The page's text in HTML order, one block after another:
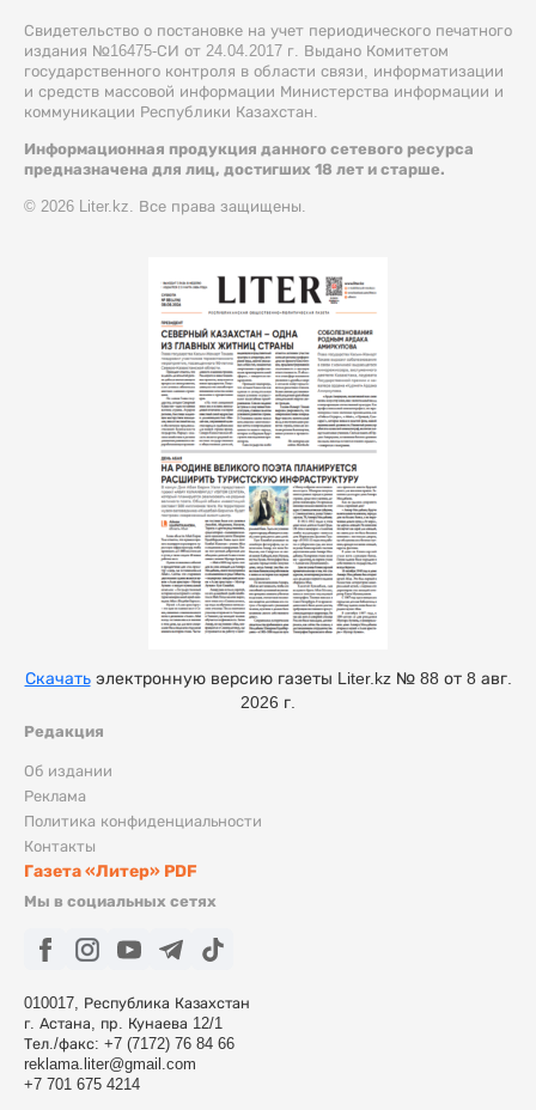
Свидетельство о постановке на учет периодического печатного
издания №16475-СИ от 24.04.2017 г. Выдано Комитетом
государственного контроля в области связи, информатизации
и средств массовой информации Министерства информации и
коммуникации Республики Казахстан.
Информационная продукция данного сетевого ресурса
предназначена для лиц, достигших 18 лет и старше.
© 2026 Liter.kz. Все права защищены.
Редакция
Об издании
Реклама
Политика конфиденциальности
Контакты
Газета «Литер» PDF
Мы в социальных сетях
010017, Республика Казахстан
г. Астана, пр. Кунаева 12/1
Тел./факс: +7 (7172) 76 84 66
reklama.liter@gmail.com
+7 701 675 4214
Скачатьэлектронную версию газеты Liter.kz № 88 от 8 авг.
2026 г.